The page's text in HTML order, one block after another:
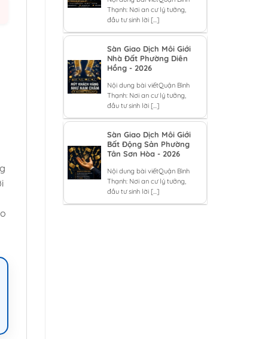
Thạnh: Nơi an cư lý tưởng,
đầu tư sinh lời [...]
Sàn Giao Dịch Môi Giới
Nhà Đất Phường Diên
Hồng - 2026
Nội dung bài viếtQuận Bình
Thạnh: Nơi an cư lý tưởng,
đầu tư sinh lời [...]
Sàn Giao Dịch Môi Giới
Bất Động Sản Phường
Tân Sơn Hòa - 2026
Nội dung bài viếtQuận Bình
Thạnh: Nơi an cư lý tưởng,
đầu tư sinh lời [...]